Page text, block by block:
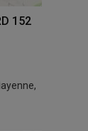
152